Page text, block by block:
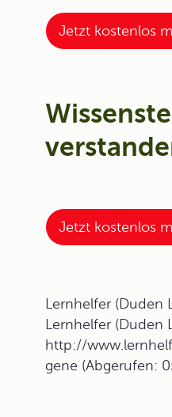
Jetzt kostenlos
Jetzt kostenlos
Lernhelfer (Duden
Lernhelfer (Duden
http://
gene (Abgerufen: